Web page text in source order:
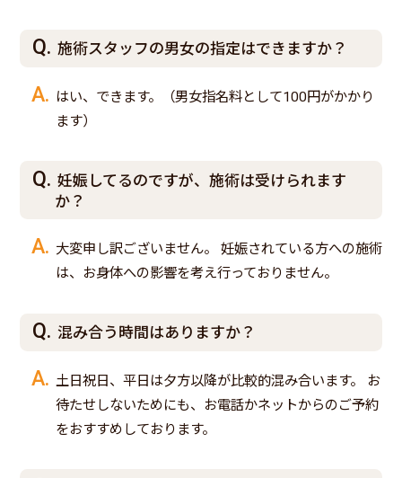
施術スタッフの男女の指定はできますか？
はい、できます。（男女指名料として100円がかかり
ます）
妊娠してるのですが、施術は受けられます
か？
大変申し訳ございません。 妊娠されている方への施術
は、お身体への影響を考え行っておりません。
混み合う時間はありますか？
土日祝日、平日は夕方以降が比較的混み合います。 お
待たせしないためにも、お電話かネットからのご予約
をおすすめしております。